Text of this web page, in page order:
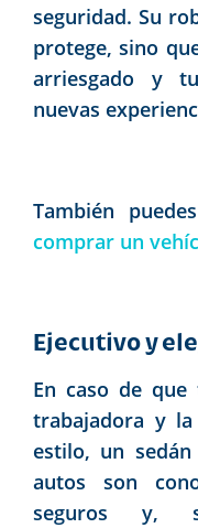
seguridad. Su
protege, sino
arriesgado y
nuevas
También
comprar un
Ejecutivo y
En caso de que
trabajadora y
estilo, un
autos son
seguros y,